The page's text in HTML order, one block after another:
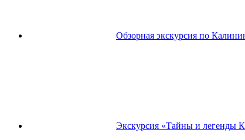
Обзорная экскурсия по
Экскурсия «Тайны и легенды